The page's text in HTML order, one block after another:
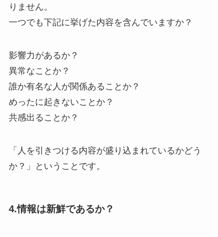
りません。
一つでも下記に挙げた内容を含んでいますか？
影響力があるか？
異常なことか？
誰か有名な人が関係あることか？
めったに起きないことか？
共感出ることか？
「人を引きつける内容が盛り込まれているかどう
か？」ということです。
4.情報は新鮮であるか？